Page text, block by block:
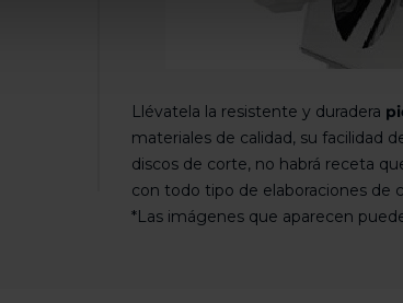
Llévatela la resistente y duradera
materiales de calidad, su facilidad
discos de corte, no habrá receta
con todo tipo de elaboraciones de
*Las imágenes que aparecen